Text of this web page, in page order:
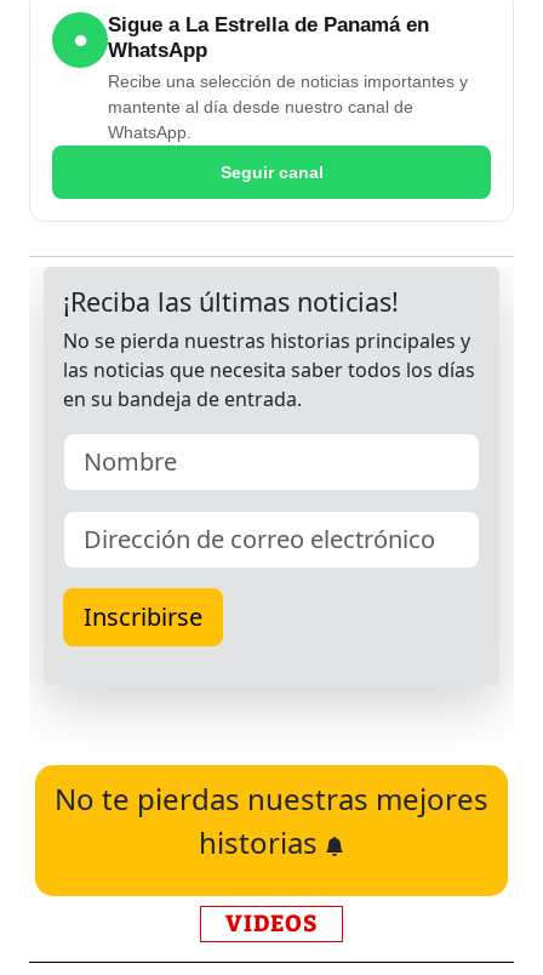
●
Sigue a La Estrella de Panamá en
WhatsApp
Recibe una selección de noticias importantes y
mantente al día desde nuestro canal de
WhatsApp.
Seguir canal
No te pierdas nuestras mejores
historias
VIDEOS